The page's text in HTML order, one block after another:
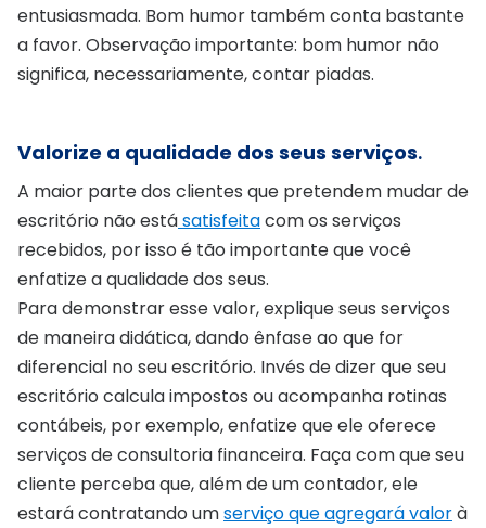
entusiasmada. Bom humor também conta bastante
a favor. Observação importante: bom humor não
significa, necessariamente, contar piadas.
Valorize a qualidade dos seus serviços.
A maior parte dos clientes que pretendem mudar de
escritório não estásatisfeitacom os serviços
recebidos, por isso é tão importante que você
enfatize a qualidade dos seus.
Para demonstrar esse valor, explique seus serviços
de maneira didática, dando ênfase ao que for
diferencial no seu escritório. Invés de dizer que seu
escritório calcula impostos ou acompanha rotinas
contábeis, por exemplo, enfatize que ele oferece
serviços de consultoria financeira. Faça com que seu
cliente perceba que, além de um contador, ele
estará contratando umserviço que agregará valorà